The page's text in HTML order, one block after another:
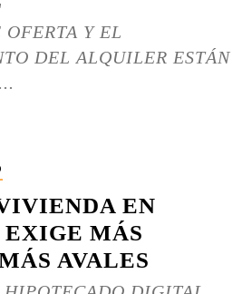
OFERTA Y EL
DEL ALQUILER ESTÁN
EN
MÁS
AVALES